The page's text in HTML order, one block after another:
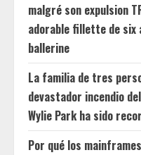
malgré son expulsion
adorable fillette de six
ballerine
La familia de tres
devastador incendio
Wylie Park ha sido
Por qué los